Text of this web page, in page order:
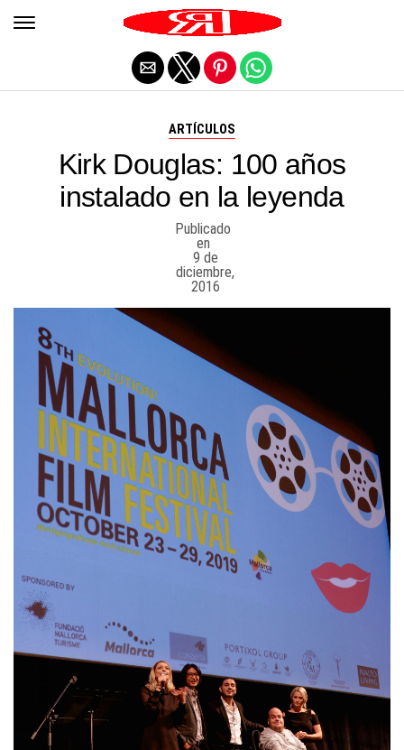
ARTÍCULOS
Kirk Douglas: 100 años
instalado en la leyenda
Publicado
en
9 de
diciembre,
2016
Salir de la versión móvil